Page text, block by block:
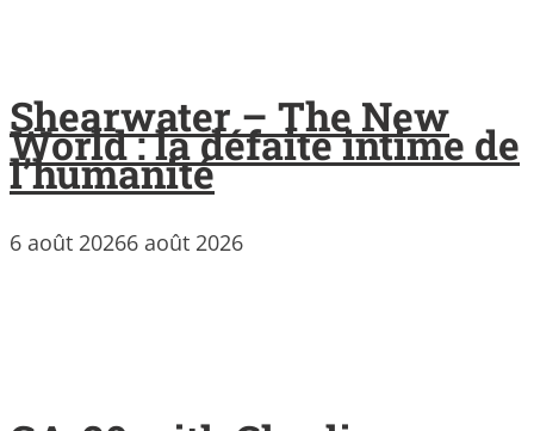
Shearwater – The New
World : la défaite intime de
l’humanité
6 août 20266 août 2026